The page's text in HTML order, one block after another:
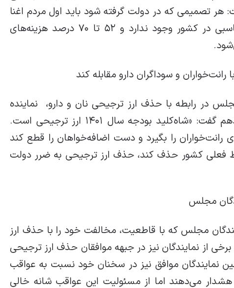
هر تصمیمی که در دولت گرفته شود باید اول مردم اغنا
شوند زیرا هم اینک وضعیت مناسبی در کشور وجود ندارد و ۵۲ تا ۷۰ درصد هزینه‌های
و سوداگران دارو مقابله کند
در رابطه با حذف ارز ترجیحی نان و دارو، نماینده
مردم صومعه‌سرا در مجلس یازدهم گفت: «شاه‌کلید بودجه سال ۱۴۰۱ ارز ترجیحی است.
رانت‌خواران را بگیرد و دست اضافه‌خواهان را قطع کند
فعلی کشور حذف کند، حذف ارز ترجیحی به ضرر دولت
مجلس
مجلس که با قاطعیت، مخالفت خود را با حذف ارز
برخی از نمایندگان نیز در جبهه موافقان حذف ارز ترجیحی
نمایندگان موافق نیز در سخنان خود نسبت به عواقب
می‌دهند اما از مسئولیت این عواقب شانه خالی